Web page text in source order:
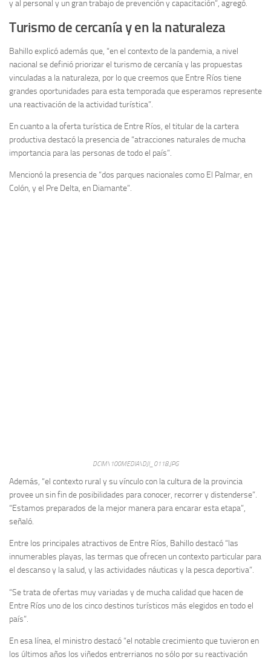
y al personal y un gran trabajo de prevención y capacitación”, agregó.
Turismo de cercanía y en la naturaleza
Bahillo explicó además que, “en el contexto de la pandemia, a nivel
nacional se definió priorizar el turismo de cercanía y las propuestas
vinculadas a la naturaleza, por lo que creemos que Entre Ríos tiene
grandes oportunidades para esta temporada que esperamos represente
una reactivación de la actividad turística”.
En cuanto a la oferta turística de Entre Ríos, el titular de la cartera
productiva destacó la presencia de “atracciones naturales de mucha
importancia para las personas de todo el país”.
Mencionó la presencia de “dos parques nacionales como El Palmar, en
Colón, y el Pre Delta, en Diamante”.
DCIM\100MEDIA\DJI_0118.JPG
Además, “el contexto rural y su vínculo con la cultura de la provincia
provee un sin fin de posibilidades para conocer, recorrer y distenderse”.
“Estamos preparados de la mejor manera para encarar esta etapa”,
señaló.
Entre los principales atractivos de Entre Ríos, Bahillo destacó “las
innumerables playas, las termas que ofrecen un contexto particular para
el descanso y la salud, y las actividades náuticas y la pesca deportiva”.
“Se trata de ofertas muy variadas y de mucha calidad que hacen de
Entre Ríos uno de los cinco destinos turísticos más elegidos en todo el
país”.
En esa línea, el ministro destacó “el notable crecimiento que tuvieron en
los últimos años los viñedos entrerrianos no sólo por su reactivación